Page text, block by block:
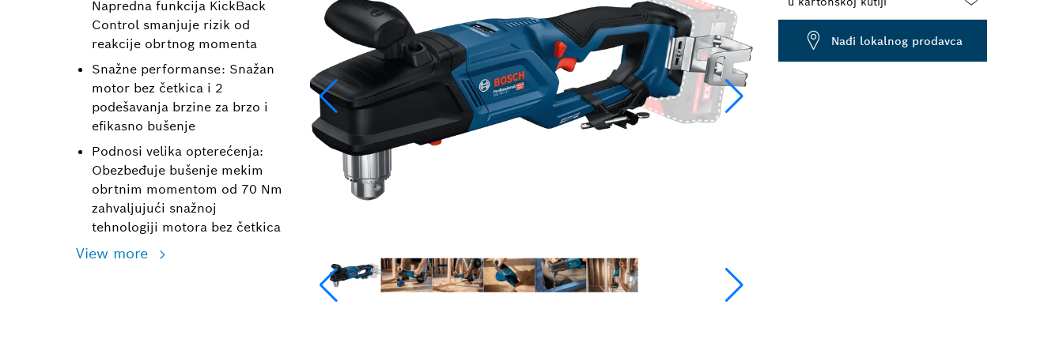
Napredna funkcija KickBack
Control smanjuje rizik od
reakcije obrtnog momenta
Snažne performanse: Snažan
motor bez četkica i 2
podešavanja brzine za brzo i
efikasno bušenje
Podnosi velika opterećenja:
Obezbeđuje bušenje mekim
obrtnim momentom od 70 Nm
zahvaljujući snažnoj
tehnologiji motora bez četkica
View more
Dropdown
closed
Nađi lokalnog prodavca